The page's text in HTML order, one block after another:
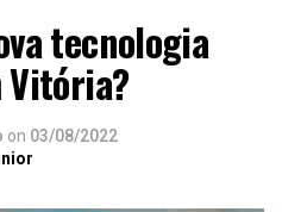
tecnologia
Vitória?
on 03/08/2022